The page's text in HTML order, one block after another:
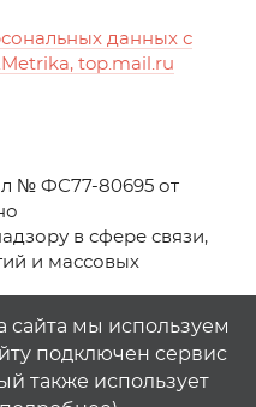
данных с
top.mail.ru
№ ФС77-80695 от
в сфере связи,
и массовых
(2021-2025)
сайта возможно
на1rostov.tv
мы используем
подключен сервис
также использует